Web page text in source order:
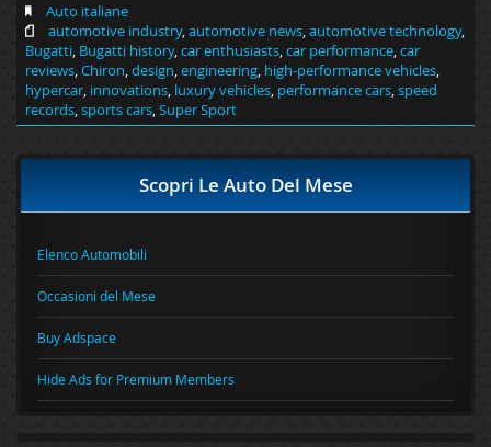
Auto italiane
automotive industry,automotive news,automotive technology,
Bugatti, Bugatti history,car enthusiasts,car performance,car
reviews,Chiron,design,engineering, high-performance vehicles,
hypercar, innovations, luxury vehicles, performance cars,speed
records,sports cars,Super Sport
Scopri Le Auto Del Mese
Elenco Automobili
Occasioni del Mese
Buy Adspace
Hide Ads for Premium Members